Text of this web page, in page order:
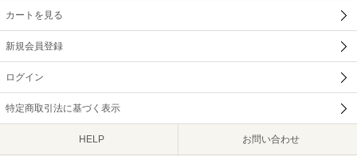
カートを見る
新規会員登録
ログイン
特定商取引法に基づく表示
HELP お問い合わせ